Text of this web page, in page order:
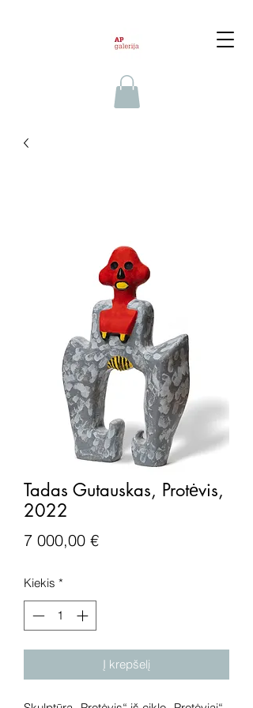
Tadas Gutauskas, Protėvis,
2022
7 000,00 €Price
Kiekis *
Į krepšelį